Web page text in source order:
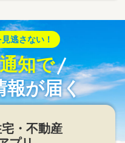
逃さない！
知で
報が届く
・不動産